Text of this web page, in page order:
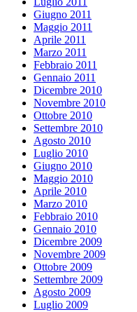
Giugno 2011
Maggio 2011
Aprile 2011
Marzo 2011
Febbraio 2011
Gennaio 2011
Dicembre 2010
Novembre 2010
Ottobre 2010
Settembre 2010
Agosto 2010
Luglio 2010
Giugno 2010
Maggio 2010
Aprile 2010
Marzo 2010
Febbraio 2010
Gennaio 2010
Dicembre 2009
Novembre 2009
Ottobre 2009
Settembre 2009
Agosto 2009
Luglio 2009